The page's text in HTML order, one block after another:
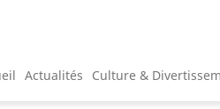
Actualités Culture &